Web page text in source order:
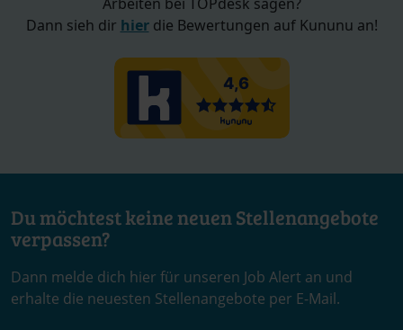
Dann melde dich hier für unseren Job Alert an und
erhalte die neuesten Stellenangebote per E-Mail.
E-Mail*